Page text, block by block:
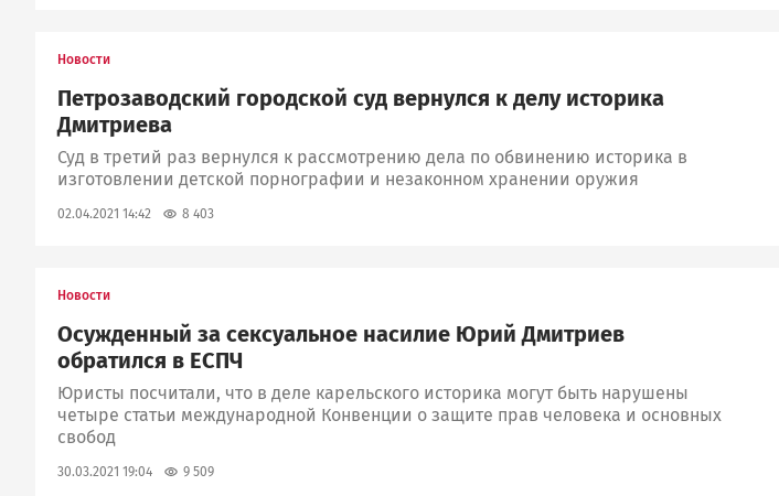
Новости
Петрозаводский городской суд вернулся к делу историка
Дмитриева
Суд в третий раз вернулся к рассмотрению дела по обвинению историка в
изготовлении детской порнографии и незаконном хранении оружия
02.04.2021 14:42 8 403
Новости
Осужденный за сексуальное насилие Юрий Дмитриев
обратился в ЕСПЧ
Юристы посчитали, что в деле карельского историка могут быть нарушены
четыре статьи международной Конвенции о защите прав человека и основных
свобод
30.03.2021 19:04 9 509